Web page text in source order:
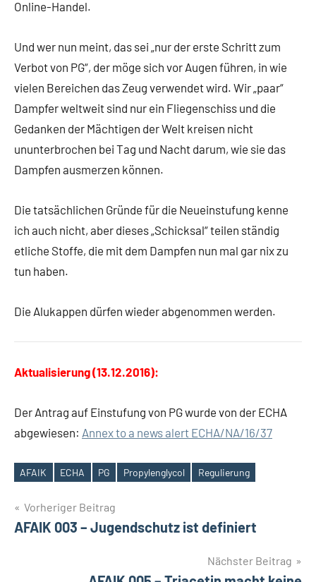
Online-Handel.
Und wer nun meint, das sei „nur der erste Schritt zum
Verbot von PG“, der möge sich vor Augen führen, in wie
vielen Bereichen das Zeug verwendet wird. Wir „paar“
Dampfer weltweit sind nur ein Fliegenschiss und die
Gedanken der Mächtigen der Welt kreisen nicht
ununterbrochen bei Tag und Nacht darum, wie sie das
Dampfen ausmerzen können.
Die tatsächlichen Gründe für die Neueinstufung kenne
ich auch nicht, aber dieses „Schicksal“ teilen ständig
etliche Stoffe, die mit dem Dampfen nun mal gar nix zu
tun haben.
Die Alukappen dürfen wieder abgenommen werden.
Aktualisierung (13.12.2016):
Der Antrag auf Einstufung von PG wurde von der ECHA
abgewiesen: Annex to a news alert ECHA/NA/16/37
Schlagwörter
AFAIK ECHA PG Propylenglycol Regulierung
Beitrags-
Navigation
Vorheriger Beitrag
AFAIK 003 – Jugendschutz ist definiert
Nächster Beitrag